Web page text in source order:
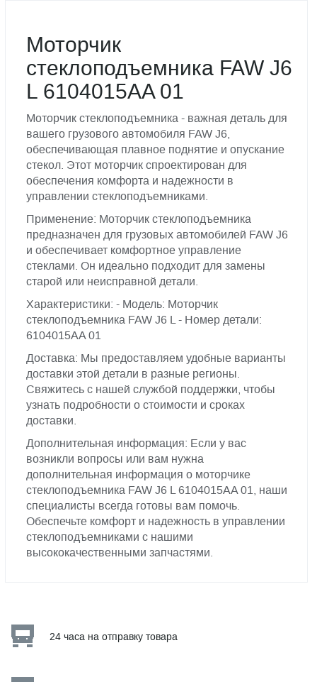
Моторчик
стеклоподъемника FAW J6
L 6104015AA 01
Моторчик стеклоподъемника - важная деталь для
вашего грузового автомобиля FAW J6,
обеспечивающая плавное поднятие и опускание
стекол. Этот моторчик спроектирован для
обеспечения комфорта и надежности в
управлении стеклоподъемниками.
Применение: Моторчик стеклоподъемника
предназначен для грузовых автомобилей FAW J6
и обеспечивает комфортное управление
стеклами. Он идеально подходит для замены
старой или неисправной детали.
Характеристики: - Модель: Моторчик
стеклоподъемника FAW J6 L - Номер детали:
6104015AA 01
Доставка: Мы предоставляем удобные варианты
доставки этой детали в разные регионы.
Свяжитесь с нашей службой поддержки, чтобы
узнать подробности о стоимости и сроках
доставки.
Дополнительная информация: Если у вас
возникли вопросы или вам нужна
дополнительная информация о моторчике
стеклоподъемника FAW J6 L 6104015AA 01, наши
специалисты всегда готовы вам помочь.
Обеспечьте комфорт и надежность в управлении
стеклоподъемниками с нашими
высококачественными запчастями.
24 часа на отправку товара